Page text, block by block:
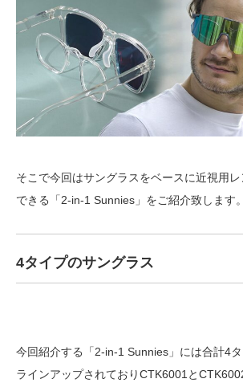
そこで今回はサングラスをベースに近視用
できる「2-in-1 Sunnies」をご紹介致します。
4タイプのサングラス
今回紹介する「2-in-1 Sunnies」には合計4
ラインアップされておりCTK6001と